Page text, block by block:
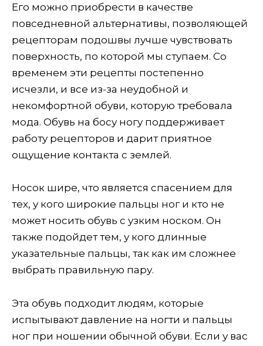
Его можно приобрести в качестве
повседневной альтернативы, позволяющей
рецепторам подошвы лучше чувствовать
поверхность, по которой мы ступаем. Со
временем эти рецепты постепенно
исчезли, и все из-за неудобной и
некомфортной обуви, которую требовала
мода. Обувь на босу ногу поддерживает
работу рецепторов и дарит приятное
ощущение контакта с землей.
Носок шире, что является спасением для
тех, у кого широкие пальцы ног и кто не
может носить обувь с узким носком. Он
также подойдет тем, у кого длинные
указательные пальцы, так как им сложнее
выбрать правильную пару.
Эта обувь подходит людям, которые
испытывают давление на ногти и пальцы
ног при ношении обычной обуви. Если у вас